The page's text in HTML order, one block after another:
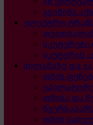
გეიმინგ
ელექტრო
სკუტერები
სკუტერის
სილამაზე და
თმის
თმისა და
თმის